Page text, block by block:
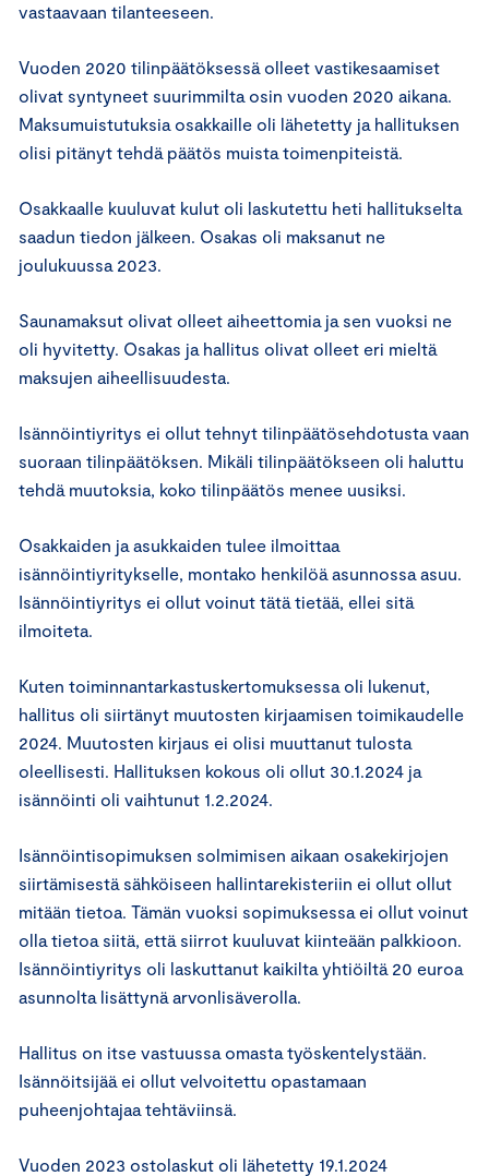
vastaavaan tilanteeseen.
Vuoden 2020 tilinpäätöksessä olleet vastikesaamiset
olivat syntyneet suurimmilta osin vuoden 2020 aikana.
Maksumuistutuksia osakkaille oli lähetetty ja hallituksen
olisi pitänyt tehdä päätös muista toimenpiteistä.
Osakkaalle kuuluvat kulut oli laskutettu heti hallitukselta
saadun tiedon jälkeen. Osakas oli maksanut ne
joulukuussa 2023.
Saunamaksut olivat olleet aiheettomia ja sen vuoksi ne
oli hyvitetty. Osakas ja hallitus olivat olleet eri mieltä
maksujen aiheellisuudesta.
Isännöintiyritys ei ollut tehnyt tilinpäätösehdotusta vaan
suoraan tilinpäätöksen. Mikäli tilinpäätökseen oli haluttu
tehdä muutoksia, koko tilinpäätös menee uusiksi.
Osakkaiden ja asukkaiden tulee ilmoittaa
isännöintiyritykselle, montako henkilöä asunnossa asuu.
Isännöintiyritys ei ollut voinut tätä tietää, ellei sitä
ilmoiteta.
Kuten toiminnantarkastuskertomuksessa oli lukenut,
hallitus oli siirtänyt muutosten kirjaamisen toimikaudelle
2024. Muutosten kirjaus ei olisi muuttanut tulosta
oleellisesti. Hallituksen kokous oli ollut 30.1.2024 ja
isännöinti oli vaihtunut 1.2.2024.
Isännöintisopimuksen solmimisen aikaan osakekirjojen
siirtämisestä sähköiseen hallintarekisteriin ei ollut ollut
mitään tietoa. Tämän vuoksi sopimuksessa ei ollut voinut
olla tietoa siitä, että siirrot kuuluvat kiinteään palkkioon.
Isännöintiyritys oli laskuttanut kaikilta yhtiöiltä 20 euroa
asunnolta lisättynä arvonlisäverolla.
Hallitus on itse vastuussa omasta työskentelystään.
Isännöitsijää ei ollut velvoitettu opastamaan
puheenjohtajaa tehtäviinsä.
Vuoden 2023 ostolaskut oli lähetetty 19.1.2024